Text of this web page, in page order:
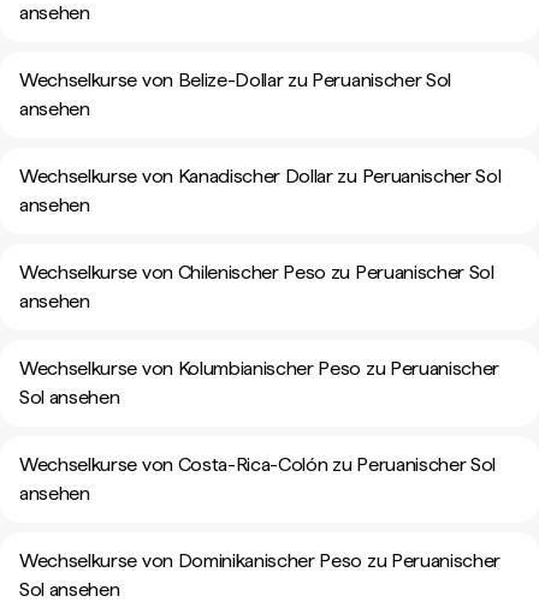
ansehen
Wechselkurse von Belize-Dollar zu Peruanischer Sol
ansehen
Wechselkurse von Kanadischer Dollar zu Peruanischer Sol
ansehen
Wechselkurse von Chilenischer Peso zu Peruanischer Sol
ansehen
Wechselkurse von Kolumbianischer Peso zu Peruanischer
Sol ansehen
Wechselkurse von Costa-Rica-Colón zu Peruanischer Sol
ansehen
Wechselkurse von Dominikanischer Peso zu Peruanischer
Sol ansehen